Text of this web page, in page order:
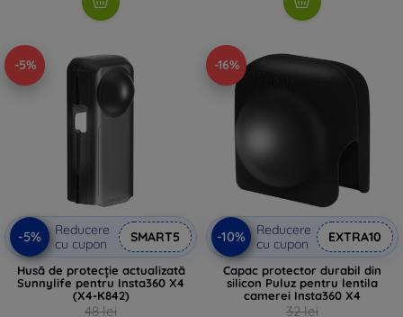
-5%
-5%
Reducere
cu cupon
SMART5
Husă de protecție actualizată
Sunnylife pentru Insta360 X4
(X4-K842)
48 lei
-16%
-10%
Reducere
cu cupon
EXTRA10
Capac protector durabil din
silicon Puluz pentru lentila
camerei Insta360 X4
32 lei